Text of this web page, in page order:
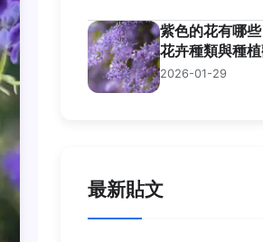
紫色的花有哪
花卉種類與種
2026-01-29
最新貼文